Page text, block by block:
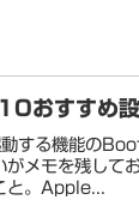
おすすめ設
する機能の
がメモを残し
と。Apple...